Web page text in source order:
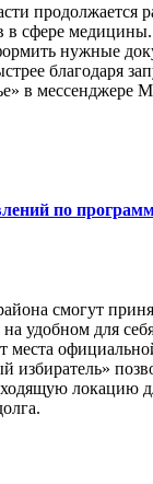
продолжается
в сфере
нужные
благодаря
в мессенджере
по
смогут
удобном для
места
локацию